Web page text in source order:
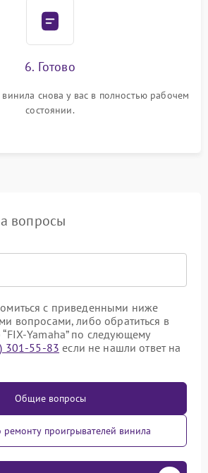
6. Готово
снова у вас в полностью рабочем
состоянии.
вопросы
с приведенными ниже
вопросами, либо обратиться в
Yamaha” по следующему
301-55-83 если не нашли ответ на
Общие вопросы
ремонту проигрывателей винила